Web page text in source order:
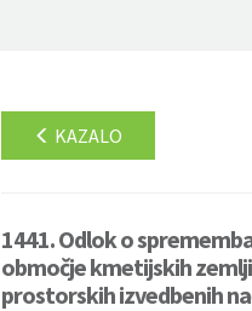
KAZALO
1441. Odlok o
območje kmetijskih
prostorskih izvedbenih